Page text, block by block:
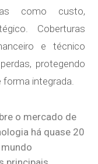
como custo,
Coberturas
e técnico
protegendo
integrada.
o mercado de
há quase 20